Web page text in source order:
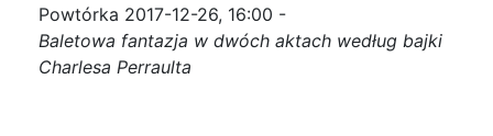
Powtórka 2017-12-26, 16:00 -
Baletowa fantazja w dwóch aktach według bajki
Charlesa Perraulta